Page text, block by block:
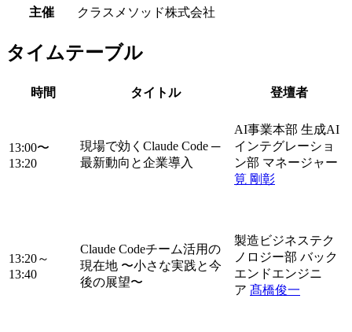
主催
クラスメソッド株式会社
タイムテーブル
時間 タイトル 登壇者
13:00〜
13:20
現場で効くClaude Code ─
最新動向と企業導入
AI事業本部 生成AI
インテグレーショ
ン部 マネージャー
筧 剛彰
13:20～
13:40
Claude Codeチーム活用の
現在地 〜小さな実践と今
後の展望〜
製造ビジネステク
ノロジー部 バック
エンドエンジニ
ア 髙橋俊一